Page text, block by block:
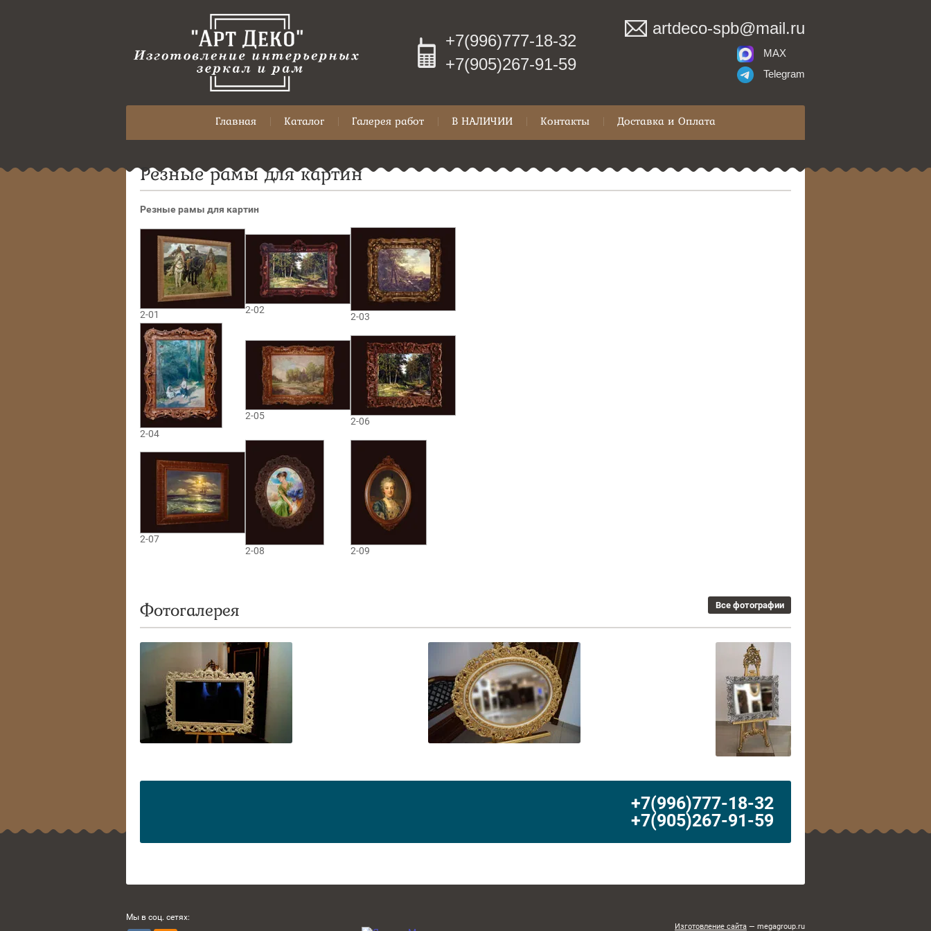
+7(996)777-18-32
+7(905)267-91-59
artdeco-spb@mail.ru
MAX
Telegram
Главная Каталог Галерея работ В НАЛИЧИИ Контакты Доставка и Оплата
Резные рамы для картин
Резные рамы для картин
2-01 2-02
2-03
2-04
2-05 2-06
2-07
2-08
2-09
Фотогалерея Все фотографии
+7(996)777-18-32
+7(905)267-91-59
Мы в соц. сетях:
Изготовление сайта — megagroup.ru